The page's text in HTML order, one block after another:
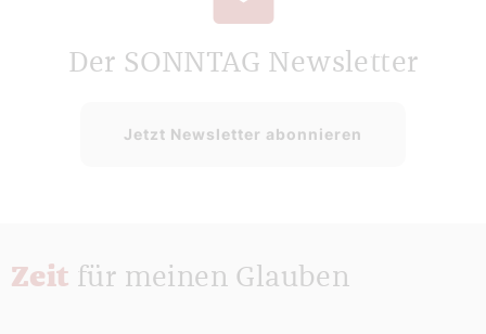
Der SONNTAG Newsletter
Jetzt Newsletter abonnieren
Zeit für meinen Glauben